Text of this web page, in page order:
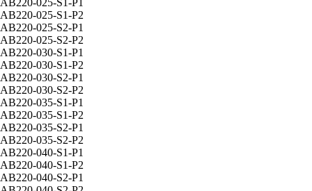
AB220-025-S1-P1
AB220-025-S1-P2
AB220-025-S2-P1
AB220-025-S2-P2
AB220-030-S1-P1
AB220-030-S1-P2
AB220-030-S2-P1
AB220-030-S2-P2
AB220-035-S1-P1
AB220-035-S1-P2
AB220-035-S2-P1
AB220-035-S2-P2
AB220-040-S1-P1
AB220-040-S1-P2
AB220-040-S2-P1